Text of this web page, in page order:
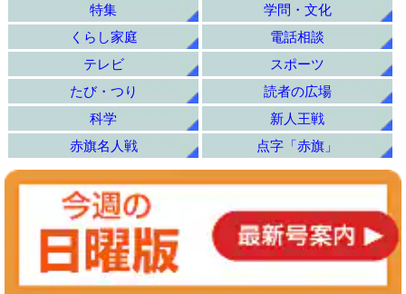
特集
学問・文化
くらし家庭
電話相談
テレビ
スポーツ
たび・つり
読者の広場
科学
新人王戦
赤旗名人戦
点字「赤旗」